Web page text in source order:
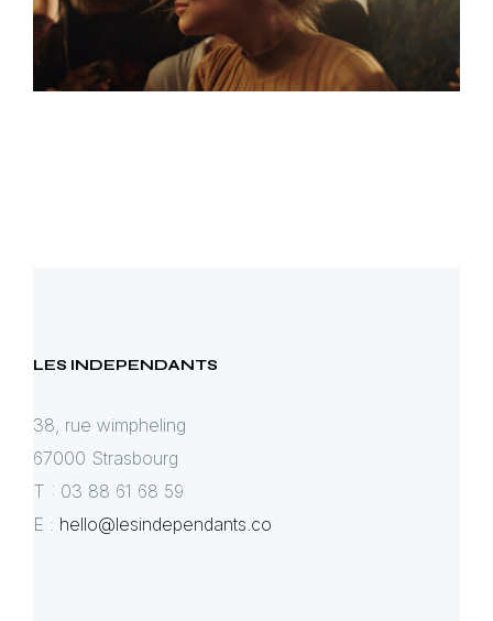
LES INDEPENDANTS
38, rue wimpheling
67000 Strasbourg
T : 03 88 61 68 59
E : hello@lesindependants.co